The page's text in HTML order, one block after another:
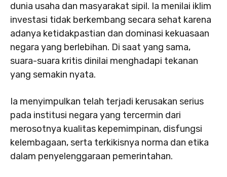
dunia usaha dan masyarakat sipil. Ia menilai iklim
investasi tidak berkembang secara sehat karena
adanya ketidakpastian dan dominasi kekuasaan
negara yang berlebihan. Di saat yang sama,
suara-suara kritis dinilai menghadapi tekanan
yang semakin nyata.
Ia menyimpulkan telah terjadi kerusakan serius
pada institusi negara yang tercermin dari
merosotnya kualitas kepemimpinan, disfungsi
kelembagaan, serta terkikisnya norma dan etika
dalam penyelenggaraan pemerintahan.